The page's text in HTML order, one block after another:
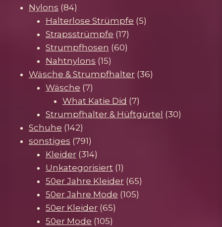
Nylons 8484
Produkte
Halterlose Strümpfe 55
Strapsstrümpfe 1717
Produkte
Strumpfhosen 6060
Nahtnylons 1515
Produkte
Wäsche & Strumpfhalter 3636
Wäsche 77
Produkte
What Katie Did 77
Produkte
Strumpfhalter & Hüftgürtel 3030
Schuhe 142142
Produkte
sonstiges 791791
Produkte
Kleider 314314
Produkte
Unkategorisiert 11
Produkt
50er Jahre Kleider 6565
50er Jahre Mode 105105
50er Kleider 6565
50er Mode 105105